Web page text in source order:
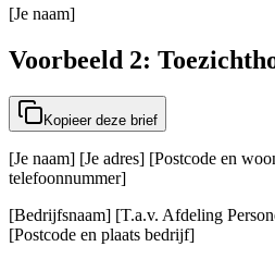
[Je naam]
Voorbeeld 2:
Kopieer deze brief
[Je naam] [Je adres] [Postcode en
telefoonnummer]
[Bedrijfsnaam] [T.a.v. Afdeling
[Postcode en plaats bedrijf]